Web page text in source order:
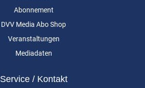
Abonnement
DVV Media Abo Shop
Veranstaltungen
Mediadaten
Service / Kontakt